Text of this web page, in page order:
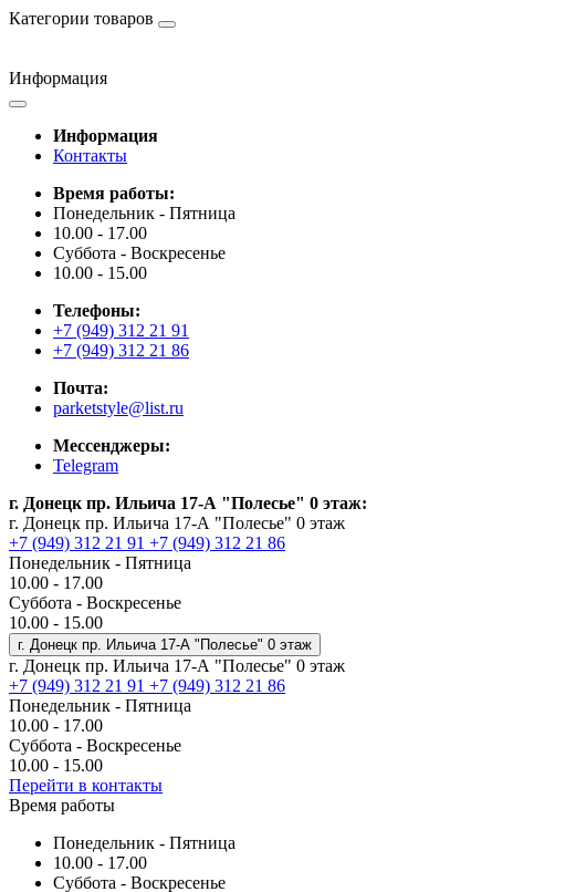
Категории товаров
Информация
Информация
Контакты
Время работы:
Понедельник - Пятница
10.00 - 17.00
Суббота - Воскресенье
10.00 - 15.00
Телефоны:
+7 (949) 312 21 91
+7 (949) 312 21 86
Почта:
parketstyle@list.ru
Мессенджеры:
Telegram
г. Донецк пр. Ильича 17-А "Полесье" 0 этаж:
г. Донецк пр. Ильича 17-А "Полесье" 0 этаж
+7 (949) 312 21 91 +7 (949) 312 21 86
Понедельник - Пятница
10.00 - 17.00
Суббота - Воскресенье
10.00 - 15.00
г. Донецк пр. Ильича 17-А "Полесье" 0 этаж
г. Донецк пр. Ильича 17-А "Полесье" 0 этаж
+7 (949) 312 21 91 +7 (949) 312 21 86
Понедельник - Пятница
10.00 - 17.00
Суббота - Воскресенье
10.00 - 15.00
Перейти в контакты
Время работы
Понедельник - Пятница
10.00 - 17.00
Суббота - Воскресенье